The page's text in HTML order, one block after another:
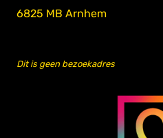
6825 MB Arnhem
Dit is geen bezoekadres